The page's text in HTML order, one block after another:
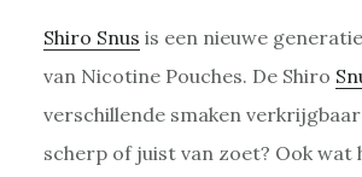
Shiro Snus is een nieuwe
van Nicotine Pouches. De Shiro
verschillende smaken
scherp of juist van zoet? Ook wat